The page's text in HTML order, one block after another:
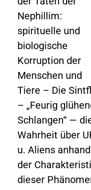
Nephillim:
spirituelle und
biologische
Korruption der
Menschen und
Tiere – Die
– „Feurig
Schlangen“ —
Wahrheit über
u. Aliens anhand
der
dieser